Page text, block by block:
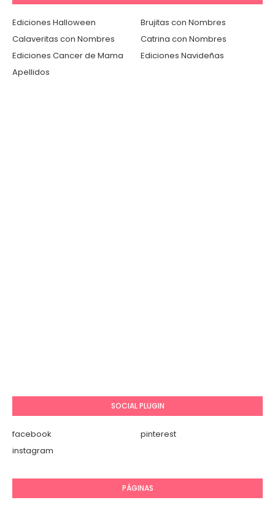
Ediciones Halloween
Brujitas con Nombres
Calaveritas con Nombres
Catrina con Nombres
Ediciones Cancer de Mama
Ediciones Navideñas
Apellidos
SOCIAL PLUGIN
facebook
pinterest
instagram
PÁGINAS